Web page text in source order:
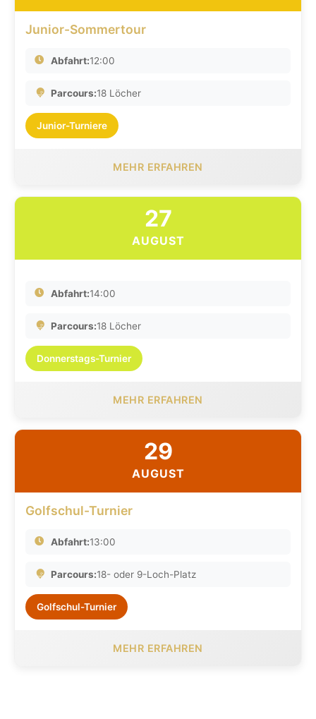
Junior-Sommertour
Abfahrt:12:00
Parcours:18 Löcher
Junior-Turniere
MEHR ERFAHREN
27
AUGUST
Abfahrt:14:00
Parcours:18 Löcher
Donnerstags-Turnier
MEHR ERFAHREN
29
AUGUST
Golfschul-Turnier
Abfahrt:13:00
Parcours:18- oder 9-Loch-Platz
Golfschul-Turnier
MEHR ERFAHREN